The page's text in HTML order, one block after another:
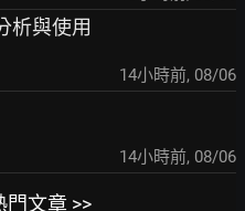
析與使用
14小時前, 08/06
14小時前, 08/06
門文章 >>